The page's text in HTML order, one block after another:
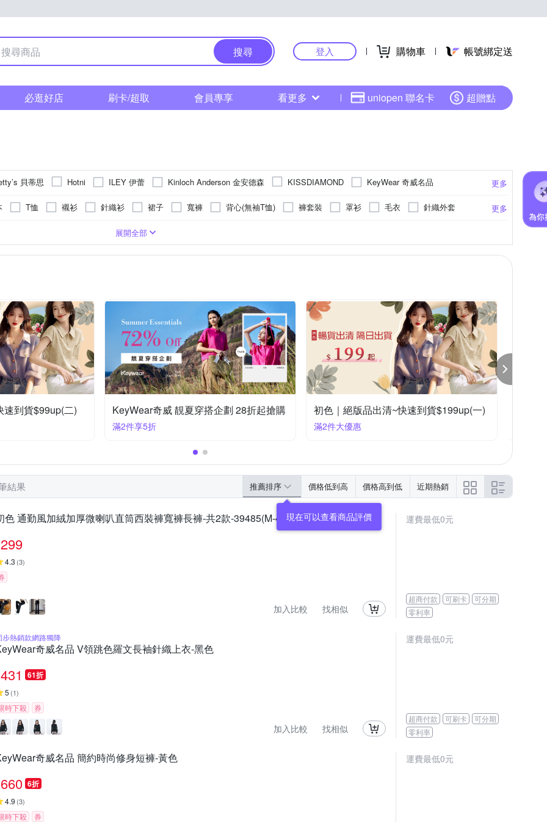
搜尋 登入 購物車 帳號綁定送
必逛好店 刷卡/超取 會員專享 看更多 uniopen 聯名卡 超贈點
更多
貝蒂思 Hotni ILEY 伊蕾 Kinloch Anderson 金安德森 KISSDIAMOND
KeyWear 奇威名品
Morongo Co. 法國樂木美品
OUWEY 歐薇 Polo Ralph Lauren SO NICE
Valentino Rudy 范倫鐵諾.路迪
更多
T恤 襯衫 針織衫 裙子 寬褲 背心(無袖T恤) 褲套裝 罩衫 毛衣
針織外套
西裝褲
絨外套
長袖Ｔ恤 牛仔外套 靴型褲/喇叭褲 成套西裝 髮圈/髮束 皮衣 內搭褲
深V
3XL 4XL
格紋
寬版 合身窄版
人造皮革
展開全部
企劃 28折起搶購 初色｜絕版品出清~快速到貨$199up(一)
滿2件大優惠
KeyWear奇威 網路熱銷限時50% off
滿1件享5折
結果 推薦排序 價格低到高 價格高到低 近期熱銷
色 通勤風加絨加厚微喇叭直筒西裝褲寬褲長褲-共2款-39485(M-4XL可選)
299
4.3 (3)
加入比較 找相似
運費最低0元
超商付款 可刷卡
可分期
零利率
步熱銷款網路獨降
奇威名品 V領跳色羅文長袖針織上衣-黑色
431 61折
5 (1)
時下殺 券
加入比較 找相似
運費最低0元
超商付款 可刷卡
可分期
零利率
奇威名品 簡約時尚修身短褲-黃色
660 6折
4.9 (3)
時下殺 券
運費最低0元